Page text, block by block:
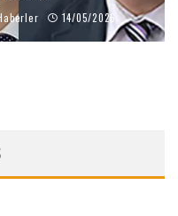
14/05/2026